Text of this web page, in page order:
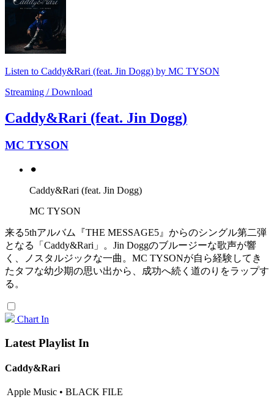
Listen to Caddy&Rari (feat. Jin Dogg) by MC TYSON
Streaming / Download
Caddy&Rari (feat. Jin Dogg)
MC TYSON
⚫︎
Caddy&Rari (feat. Jin Dogg)
MC TYSON
来る5thアルバム『THE MESSAGE5』からのシングル第二弾
となる「Caddy&Rari」。Jin Doggのブルージーな歌声が響
く、ノスタルジックな一曲。MC TYSONが自ら経験してき
たタフな幼少期の思い出から、成功へ続く道のりをラップす
る。
Chart In
Latest Playlist In
Caddy&Rari
Apple Music • BLACK FILE